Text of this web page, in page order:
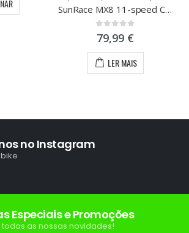
SunRace MX8 11-speed Cassette 11-42
0out of 5
79,99 €
LER MAIS
no Instagram
Especiais e Promoções
as nossas novidades!